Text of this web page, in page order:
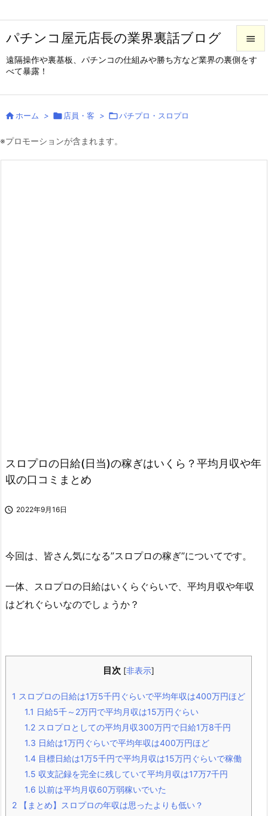
パチンコ屋元店長の業界裏話ブログ
遠隔操作や裏基板、パチンコの仕組みや勝ち方など業界の裏側をす
べて暴露！



 ホーム >  店員・客 > パチプロ・スロプロ
※プロモーションが含まれます。
スロプロの日給(日当)の稼ぎはいくら？平均月収や年
収の口コミまとめ
 2022年9月16日
今回は、皆さん気になる”スロプロの稼ぎ”についてです。
一体、スロプロの日給はいくらぐらいで、平均月収や年収
はどれぐらいなのでしょうか？
目次 [非表示]
1 スロプロの日給は1万5千円ぐらいで平均年収は400万円ほど
1.1 日給5千～2万円で平均月収は15万円ぐらい
1.2 スロプロとしての平均月収300万円で日給1万8千円
1.3 日給は1万円ぐらいで平均年収は400万円ほど
1.4 目標日給は1万5千円で平均月収は15万円ぐらいで稼働
1.5 収支記録を完全に残していて平均月収は17万7千円
1.6 以前は平均月収60万弱稼いでいた
2 【まとめ】スロプロの年収は思ったよりも低い？